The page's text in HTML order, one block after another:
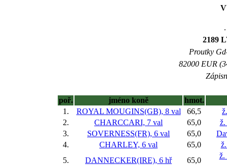
2189
Proutky
82000 EUR
poř. jméno koně
hmot.
1.
ROYAL MOUGINS(GB), 8 val 66,5
2.
CHARCCARI, 7 val 65,0
ž.
3.
SOVERNESS(FR), 6 val 65,0
4.
CHARLEY, 6 val 65,0
5.
DANNECKER(IRE), 6 hř 65,0
ž.